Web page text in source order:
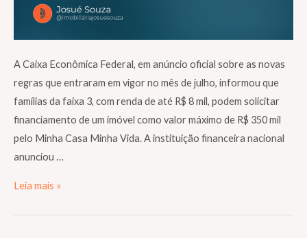
A Caixa Econômica Federal, em anúncio oficial sobre as novas
regras que entraram em vigor no mês de julho, informou que
famílias da faixa 3, com renda de até R$ 8 mil, podem solicitar
financiamento de um imóvel como valor máximo de R$ 350 mil
pelo Minha Casa Minha Vida. A instituição financeira nacional
anunciou …
Leia mais »